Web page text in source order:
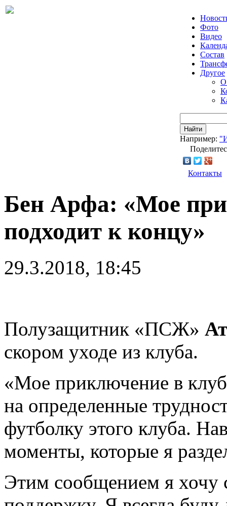
Фото
Видео
Состав
Другое
О
Найти
Например:
Контакты
Бен Арфа: «Мое
подходит к концу»
29.3.2018, 18:45
Полузащитник «ПСЖ»
скором уходе из клуба.
«Мое приключение в
на определенные
футболку этого клуба.
моменты, которые я
Этим сообщением я хочу